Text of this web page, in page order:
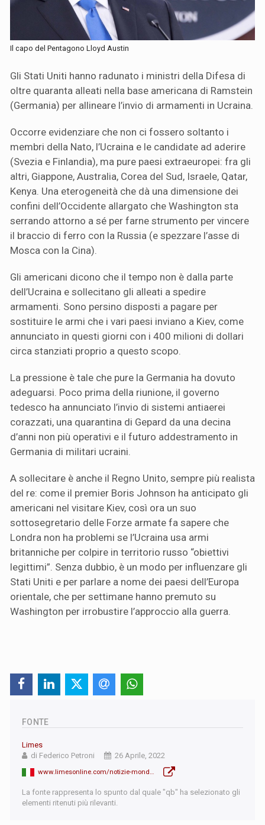
Il capo del Pentagono Lloyd Austin
Gli Stati Uniti hanno radunato i ministri della Difesa di
oltre quaranta alleati nella base americana di Ramstein
(Germania) per allineare l’invio di armamenti in Ucraina.
Occorre evidenziare che non ci fossero soltanto i
membri della Nato, l’Ucraina e le candidate ad aderire
(Svezia e Finlandia), ma pure paesi extraeuropei: fra gli
altri, Giappone, Australia, Corea del Sud, Israele, Qatar,
Kenya. Una eterogeneità che dà una dimensione dei
confini dell’Occidente allargato che Washington sta
serrando attorno a sé per farne strumento per vincere
il braccio di ferro con la Russia (e spezzare l’asse di
Mosca con la Cina).
Gli americani dicono che il tempo non è dalla parte
dell’Ucraina e sollecitano gli alleati a spedire
armamenti. Sono persino disposti a pagare per
sostituire le armi che i vari paesi inviano a Kiev, come
annunciato in questi giorni con i 400 milioni di dollari
circa stanziati proprio a questo scopo.
La pressione è tale che pure la Germania ha dovuto
adeguarsi. Poco prima della riunione, il governo
tedesco ha annunciato l’invio di sistemi antiaerei
corazzati, una quarantina di Gepard da una decina
d’anni non più operativi e il futuro addestramento in
Germania di militari ucraini.
A sollecitare è anche il Regno Unito, sempre più realista
del re: come il premier Boris Johnson ha anticipato gli
americani nel visitare Kiev, così ora un suo
sottosegretario delle Forze armate fa sapere che
Londra non ha problemi se l’Ucraina usa armi
britanniche per colpire in territorio russo “obiettivi
legittimi”. Senza dubbio, è un modo per influenzare gli
Stati Uniti e per parlare a nome dei paesi dell’Europa
orientale, che per settimane hanno premuto su
Washington per irrobustire l’approccio alla guerra.
FONTE
Limes
di Federico Petroni
26 Aprile, 2022
www.limesonline.com/notizie-mondo-oggi-26-aprile-usa-ucraina-cambio-tattica-austin-kiev-armi-transnistria-esplosioni-polonia-gas/127621
La fonte rappresenta lo spunto dal quale "qb" ha selezionato gli
elementi ritenuti più rilevanti.